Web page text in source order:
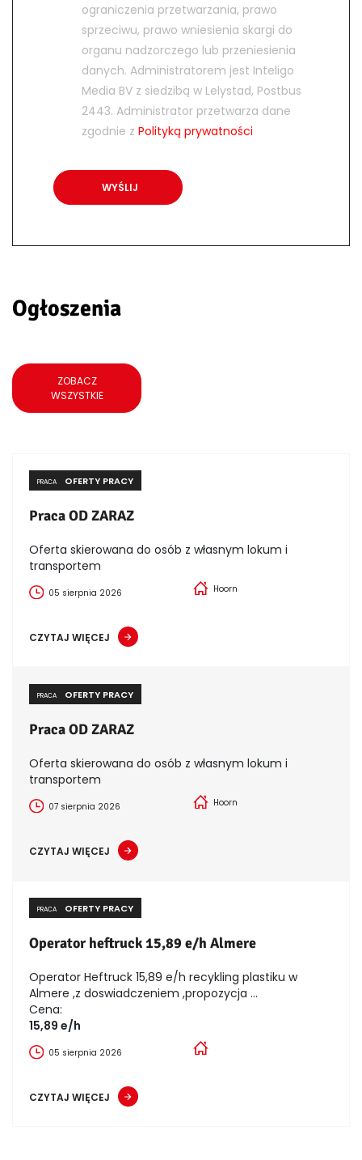
ograniczenia przetwarzania, prawo
sprzeciwu, prawo wniesienia skargi do
organu nadzorczego lub przeniesienia
danych. Administratorem jest Inteligo
Media BV z siedzibą w Lelystad, Postbus
2443. Administrator przetwarza dane
zgodnie z Polityką prywatności
Ogłoszenia
ZOBACZ
WSZYSTKIE
PRACA OFERTY PRACY
Praca OD ZARAZ
Oferta skierowana do osób z własnym lokum i
transportem
05 sierpnia 2026 Hoorn
CZYTAJ WIĘCEJ
PRACA OFERTY PRACY
Praca OD ZARAZ
Oferta skierowana do osób z własnym lokum i
transportem
07 sierpnia 2026 Hoorn
CZYTAJ WIĘCEJ
PRACA OFERTY PRACY
Operator heftruck 15,89 e/h Almere
Operator Heftruck 15,89 e/h recykling plastiku w
Almere ,z doswiadczeniem ,propozycja ...
Cena:
15,89 e/h
05 sierpnia 2026
CZYTAJ WIĘCEJ